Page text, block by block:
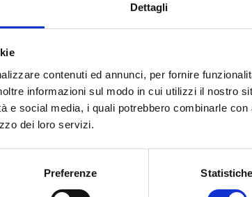
Dettagli
contenuti ed annunci, per fornire
informazioni sul modo in cui utilizzi il nostro
e social media, i quali potrebbero combinarle
dei loro servizi.
Preferenze Statistiche